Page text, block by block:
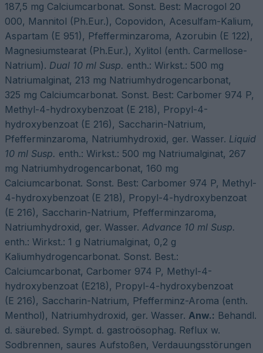
187,5 mg Calciumcarbonat. Sonst. Best: Macrogol 20
000, Mannitol (Ph.Eur.), Copovidon, Acesulfam-Kalium,
Aspartam (E 951), Pfefferminzaroma, Azorubin (E 122),
Magnesiumstearat (Ph.Eur.), Xylitol (enth. Carmellose-
Natrium). Dual 10 ml Susp. enth.: Wirkst.: 500 mg
Natriumalginat, 213 mg Natriumhydrogencarbonat,
325 mg Calciumcarbonat. Sonst. Best: Carbomer 974 P,
Methyl-4-hydroxybenzoat (E 218), Propyl-4-
hydroxybenzoat (E 216), Saccharin-Natrium,
Pfefferminzaroma, Natriumhydroxid, ger. Wasser. Liquid
10 ml Susp. enth.: Wirkst.: 500 mg Natriumalginat, 267
mg Natriumhydrogencarbonat, 160 mg
Calciumcarbonat. Sonst. Best: Carbomer 974 P, Methyl-
4-hydroxybenzoat (E 218), Propyl-4-hydroxybenzoat
(E 216), Saccharin-Natrium, Pfefferminzaroma,
Natriumhydroxid, ger. Wasser. Advance 10 ml Susp.
enth.: Wirkst.: 1 g Natriumalginat, 0,2 g
Kaliumhydrogencarbonat. Sonst. Best.:
Calciumcarbonat, Carbomer 974 P, Methyl-4-
hydroxybenzoat (E218), Propyl-4-hydroxy­benzoat
(E 216), Saccharin-Natrium, Pfefferminz-Aroma (enth.
Menthol), Natriumhydroxid, ger. Wasser. Anw.: Behandl.
d. säurebed. Sympt. d. gastroösophag. Reflux w.
Sodbrennen, saures Aufstoßen, Verdauungsstörungen